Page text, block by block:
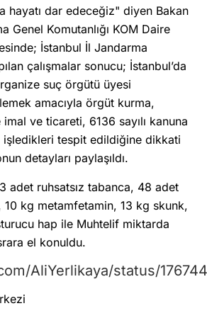
hayatı dar edeceğiz" diyen Bakan
Genel Komutanlığı KOM Daire
İstanbul İl Jandarma
çalışmalar sonucu; İstanbul’da
suç örgütü üyesi
amacıyla örgüt kurma,
ve ticareti, 6136 sayılı kanuna
işledikleri tespit edildiğine dikkati
detayları paylaşıldı.
adet ruhsatsız tabanca, 48 adet
10 kg metamfetamin, 13 kg skunk,
hap ile Muhtelif miktarda
el konuldu.
AliYerlikaya/status/